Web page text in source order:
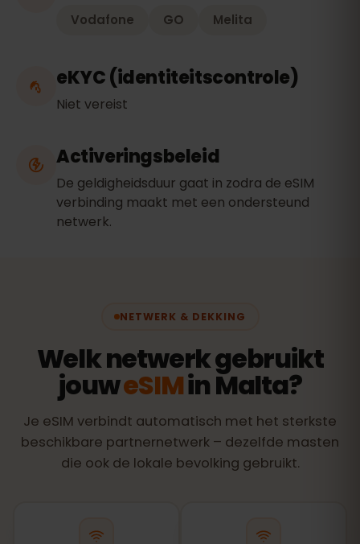
Vodafone GO Melita
eKYC (identiteitscontrole)
Niet vereist
Activeringsbeleid
De geldigheidsduur gaat in zodra de eSIM
verbinding maakt met een ondersteund
netwerk.
NETWERK & DEKKING
Welk netwerk gebruikt
jouweSIMin Malta?
Je eSIM verbindt automatisch met het sterkste
beschikbare partnernetwerk – dezelfde masten
die ook de lokale bevolking gebruikt.